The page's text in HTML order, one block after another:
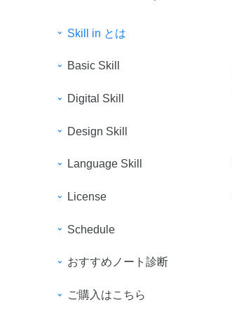
Skill in とは
Basic Skill
Digital Skill
Design Skill
Language Skill
License
Schedule
おすすめノート診断
ご購入はこちら